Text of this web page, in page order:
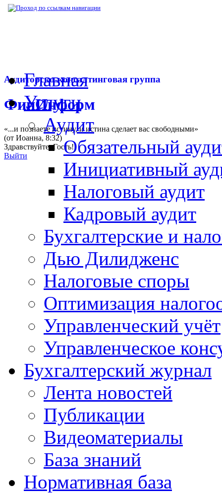
Аудиторско-консалтинговая группа
ФинИнформ
«...и познаете истину, и истина сделает вас свободными»
(от Иоанна, 8:32)
Здравствуйте,Гость!
Выйти
Главная
Услуги
Аудит
Обязательный
Инициативный
Налоговый аудит
Кадровый аудит
Бухгалтерские и
Дью Дилидженс
Налоговые споры
Оптимизация
Управленческий учёт
Управленческое
Бухгалтерский журнал
Лента новостей
Публикации
Видеоматериалы
База знаний
Нормативная база